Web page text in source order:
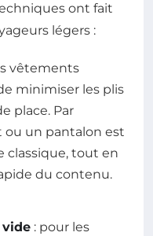
ont fait
légers :
vêtements
minimiser les plis
place. Par
ou un pantalon est
classique, tout en
du contenu.
vide : pour les